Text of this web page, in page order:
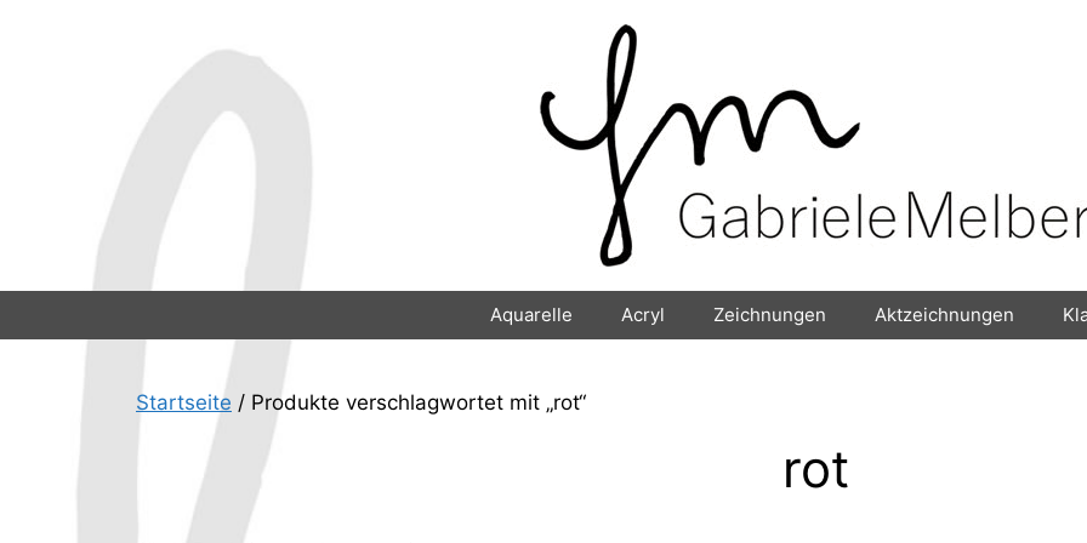
Aquarelle Acryl Zeichnungen Aktzeichnungen
Startseite / Produkte verschlagwortet mit „rot“
rot